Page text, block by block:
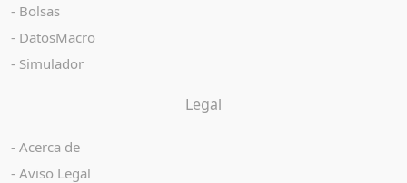
Bolsas
DatosMacro
Simulador
Legal
Acerca de
Aviso Legal